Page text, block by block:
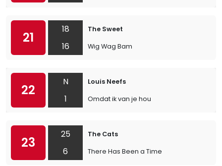
21
18
16
The Sweet
Wig Wag Bam
22
N
1
Louis Neefs
Omdat ik van je hou
23
25
6
The Cats
There Has Been a Time